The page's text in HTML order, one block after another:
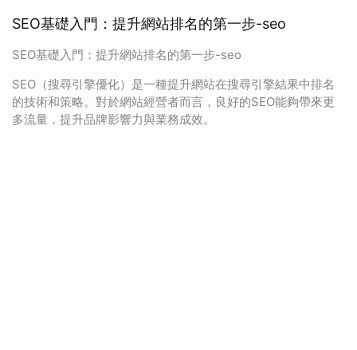
SEO基礎入門：提升網站排名的第一步-seo
SEO基礎入門：提升網站排名的第一步-seo
SEO（搜尋引擎優化）是一種提升網站在搜尋引擎結果中排名
的技術和策略。對於網站經營者而言，良好的SEO能夠帶來更
多流量，提升品牌影響力與業務成效。